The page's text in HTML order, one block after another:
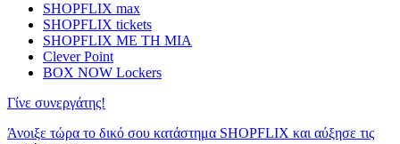
SHOPFLIX max
SHOPFLIX tickets
SHOPFLIX ΜΕ ΤΗ ΜΙΑ
Clever Point
BOX NOW Lockers
Γίνε συνεργάτης!
Άνοιξε τώρα το δικό σου κατάστημα SHOPFLIX και αύξησε τις